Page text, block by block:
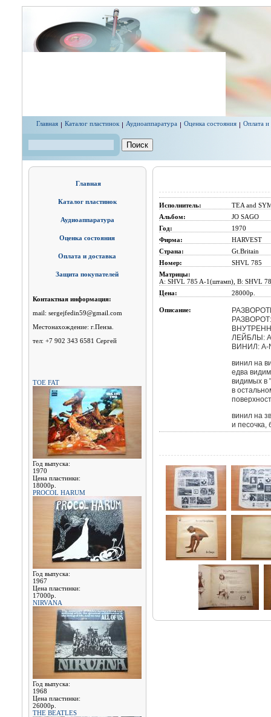
Главная Каталог пластинок Аудиоаппаратура Оценка состояния Оплата и
Главная
Каталог пластинок
Аудиоаппаратура
Оценка состояния
Оплата и доставка
Защита покупателей
Контактная информация:
mail: sergejfedin59@gmail.com
Местонахождение: г.Пенза.
тел: +7 902 343 6581 Сергей
TOE FAT
Год выпуска:
1970
Цена пластинки:
18000р.
PROCOL HARUM
Год выпуска:
1967
Цена пластинки:
17000р.
NIRVANA
Год выпуска:
1968
Цена пластинки:
26000р.
THE BEATLES
Исполнитель:
TEA and
Альбом:
JO SAGO
Год:
1970
Фирма:
HARVEST
Страна:
Gt.Britain
Номер:
SHVL 785
Матрицы:
A: SHVL 785 A-1(штамп), B:
Цена:
28000p.
Описание:
РАЗВОРОТ:
ЛЕЙБЛЫ:
ВИНИЛ: A-
винил на
едва
видимых в
в
винил на
и песочка,